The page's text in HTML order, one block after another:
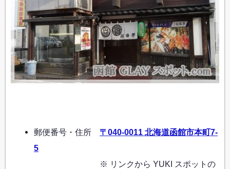
郵便番号・住所 〒040-0011 北海道函館市本町7-
5
※ リンクから YUKI スポットの